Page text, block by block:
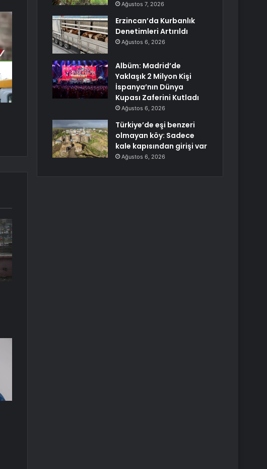
Ağustos 7, 2026
Erzincan’da Kurbanlık
Denetimleri Artırıldı
Ağustos 6, 2026
Albüm: Madrid’de
Yaklaşık 2 Milyon Kişi
İspanya’nın Dünya
Kupası Zaferini Kutladı
Ağustos 6, 2026
Türkiye’de eşi benzeri
olmayan köy: Sadece
kale kapısından girişi var
Ağustos 6, 2026